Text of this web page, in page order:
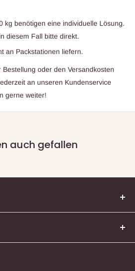
kg benötigen eine individuelle Lösung.
diesem Fall bitte direkt.
an Packstationen liefern.
oder den Versandkosten
an unseren Kundenservice
gerne weiter!
auch gefallen